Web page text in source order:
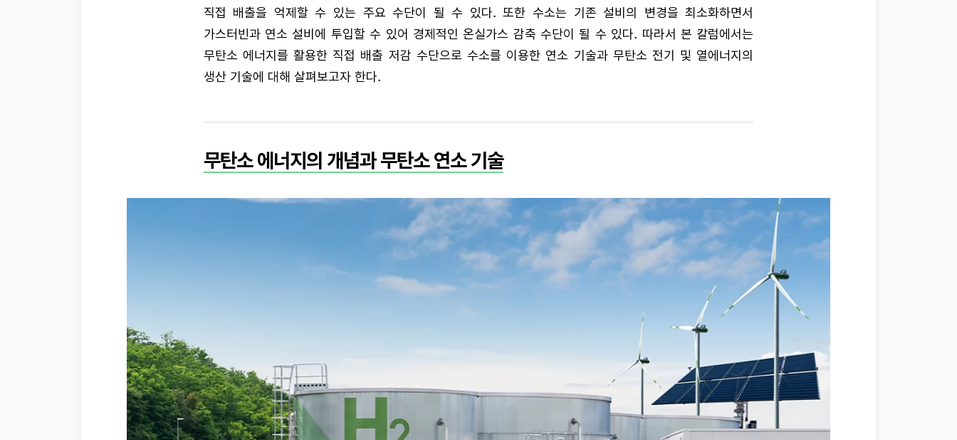
직접 배출을 억제할 수 있는 주요 수단이 될 수 있다. 또한 수소는 기존 설비의 변경을 최소화하면서
가스터빈과 연소 설비에 투입할 수 있어 경제적인 온실가스 감축 수단이 될 수 있다. 따라서 본 칼럼에서는
무탄소 에너지를 활용한 직접 배출 저감 수단으로 수소를 이용한 연소 기술과 무탄소 전기 및 열에너지의
생산 기술에 대해 살펴보고자 한다.
무탄소 에너지의 개념과 무탄소 연소 기술